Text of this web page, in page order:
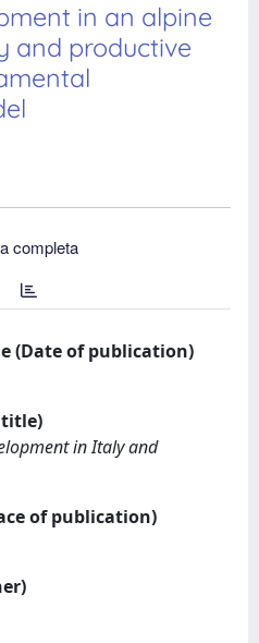
in an alpine
and productive
completa
(Date of publication)
title)
in Italy and
of publication)